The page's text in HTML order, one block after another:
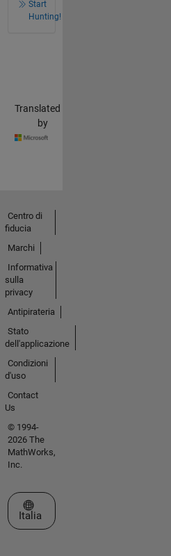
Start
Hunting!
Translated
by
Centro di
fiducia
Marchi
Informativa
sulla
privacy
Antipirateria
Stato
dell'applicazione
Condizioni
d'uso
Contact
Us
© 1994-
2026 The
MathWorks,
Inc.
Seleziona un sito web
Italia